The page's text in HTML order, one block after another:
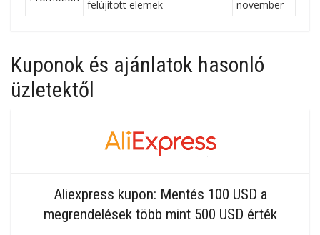
felújított elemek
november
Kuponok és ajánlatok hasonló
üzletektől
Aliexpress kupon: Mentés 100 USD a
megrendelések több mint 500 USD érték